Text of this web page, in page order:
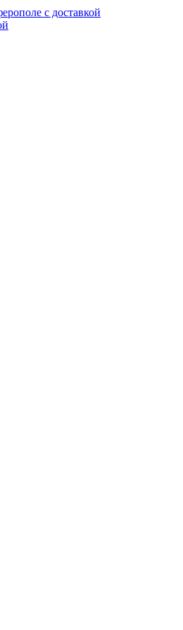
с доставкой